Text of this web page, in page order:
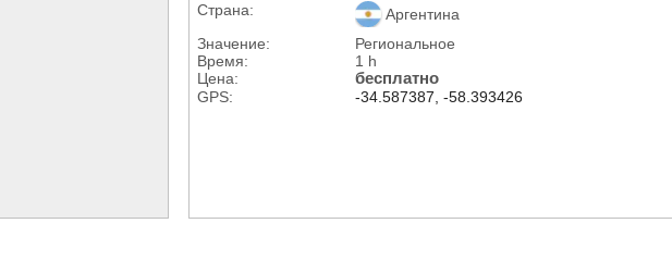
Страна:
Аргентина
Значение:
Региональное
Время:
1 h
Цена:
бесплатно
GPS:
-34.587387, -58.393426